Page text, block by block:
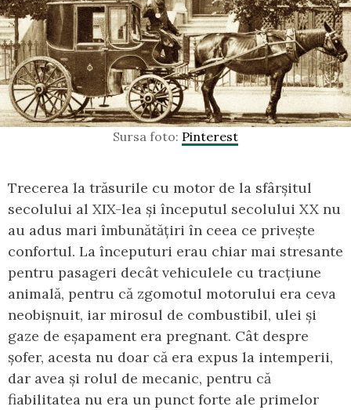
Sursa foto: Pinterest
Trecerea la trăsurile cu motor de la sfârșitul
secolului al XIX-lea și începutul secolului XX nu
au adus mari îmbunătățiri în ceea ce privește
confortul. La începuturi erau chiar mai stresante
pentru pasageri decât vehiculele cu tracțiune
animală, pentru că zgomotul motorului era ceva
neobișnuit, iar mirosul de combustibil, ulei și
gaze de eșapament era pregnant. Cât despre
șofer, acesta nu doar că era expus la intemperii,
dar avea și rolul de mecanic, pentru că
fiabilitatea nu era un punct forte ale primelor